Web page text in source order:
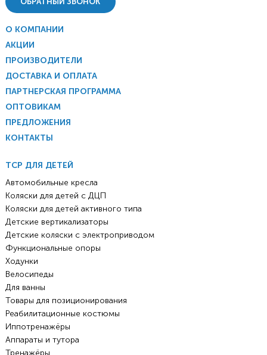
О КОМПАНИИ
АКЦИИ
ПРОИЗВОДИТЕЛИ
ДОСТАВКА И ОПЛАТА
ПАРТНЕРСКАЯ ПРОГРАММА
ОПТОВИКАМ
ПРЕДЛОЖЕНИЯ
КОНТАКТЫ
ТСР ДЛЯ ДЕТЕЙ
Автомобильные кресла
Коляски для детей с ДЦП
Коляски для детей активного типа
Детские вертикализаторы
Детские коляски с электроприводом
Функциональные опоры
Ходунки
Велосипеды
Для ванны
Товары для позиционирования
Реабилитационные костюмы
Иппотренажёры
Аппараты и тутора